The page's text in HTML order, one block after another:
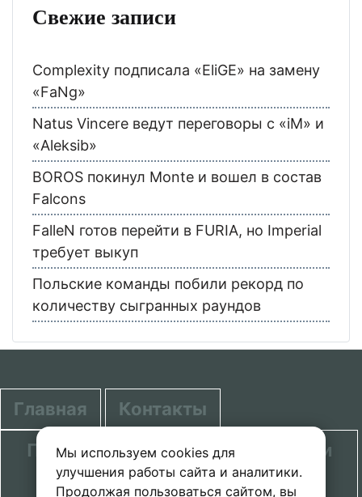
Мы используем cookies для
улучшения работы сайта и аналитики.
Продолжая пользоваться сайтом, вы
Свежие записи
Complexity подписала «EliGE» на замену
«FaNg»
Natus Vincere ведут переговоры с «iM» и
«Aleksib»
BOROS покинул Monte и вошел в состав
Falcons
FalleN готов перейти в FURIA, но Imperial
требует выкуп
Польские команды побили рекорд по
количеству сыгранных раундов
Главная
Контакты
Политика в отношении обработки
персональных данных